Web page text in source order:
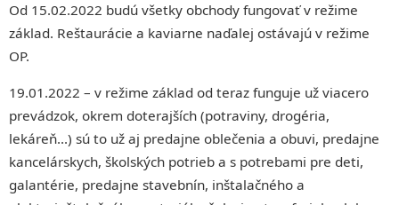
Od 15.02.2022 budú všetky obchody fungovať v režime
základ. Reštaurácie a kaviarne naďalej ostávajú v režime
OP.
19.01.2022 – v režime základ od teraz funguje už viacero
prevádzok, okrem doterajších (potraviny, drogéria,
lekáreň…) sú to už aj predajne oblečenia a obuvi, predajne
kancelárskych, školských potrieb a s potrebami pre deti,
galantérie, predajne stavebnín, inštalačného a